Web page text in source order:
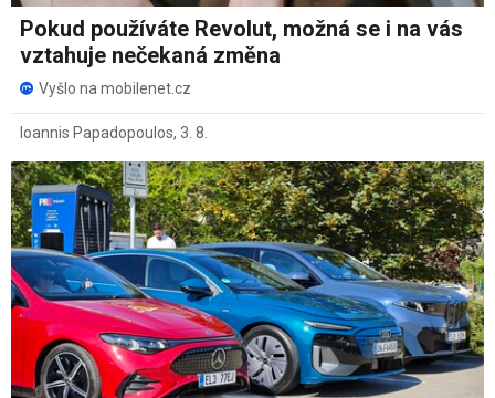
Pokud používáte Revolut, možná se i na vás
vztahuje nečekaná změna
Vyšlo na mobilenet.cz
Ioannis Papadopoulos, 3. 8.